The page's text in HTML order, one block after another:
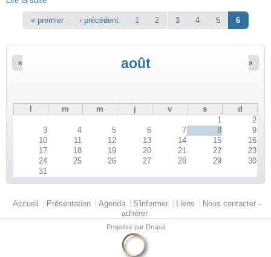
Pages« premier ‹ précédent 1 2 3 4 5 6
août
« »
m m j v s
d
1
2
3
4 5 6 7 8
9
10
11 12 13 14 15
16
17
18 19 20 21 22
23
24
25 26 27 28 29
30
31
Menu principal
Accueil Présentation Agenda S'informer Liens
Nous contacter -
adhérer
Propulsé par Drupal